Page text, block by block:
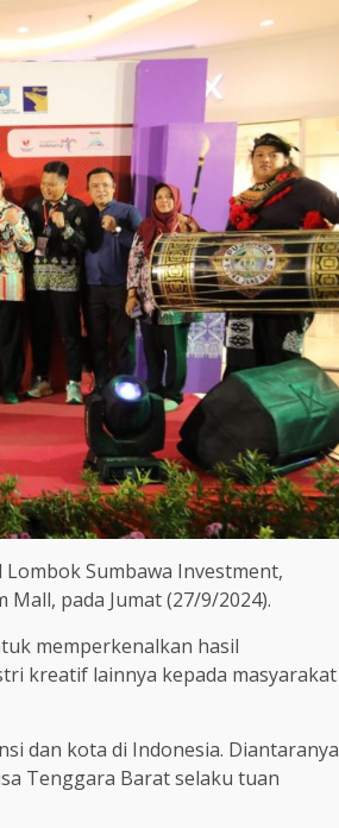
Sumbawa Investment,
pada Jumat (27/9/2024).
memperkenalkan hasil
kreatif lainnya kepada masyarakat
dan kota di Indonesia. Diantaranya
Tenggara Barat selaku tuan